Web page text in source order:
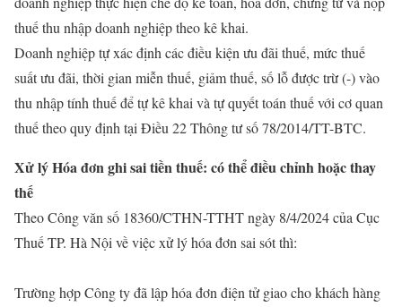
thuế thu nhập doanh nghiệp theo kê khai.
Doanh nghiệp tự xác định các điều kiện ưu đãi thuế, mức thuế
suất ưu đãi, thời gian miễn thuế, giảm thuế, số lỗ được trừ (-) vào
thu nhập tính thuế để tự kê khai và tự quyết toán thuế với cơ quan
thuế theo quy định tại Điều 22 Thông tư số 78/2014/TT-BTC.
Xử lý Hóa đơn ghi sai tiền thuế: có thể điều chỉnh hoặc thay
thế
Theo Công văn số 18360/CTHN-TTHT ngày 8/4/2024 của Cục
Thuế TP. Hà Nội về việc xử lý hóa đơn sai sót thì:
Trường hợp Công ty đã lập hóa đơn điện tử giao cho khách hàng